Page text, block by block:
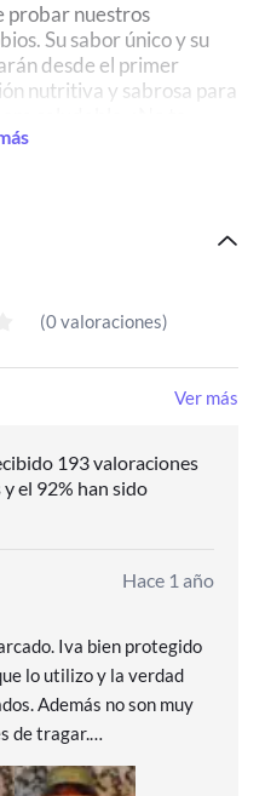
probar nuestros
Su sabor único y su
desde el primer
nutritiva y sabrosa para
(0 valoraciones)
Ver más
193 valoraciones
el 92% han sido
Hace 1 año
Iva bien protegido
lo utilizo y la verdad
Además no son muy
de tragar.